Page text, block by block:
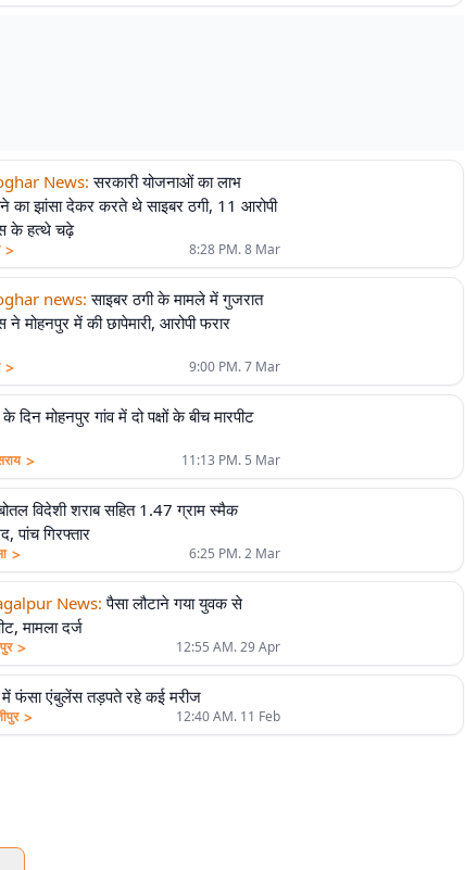
News: सरकारी योजनाओं का लाभ
का झांसा देकर करते थे साइबर ठगी, 11 आरोपी
के हत्थे चढ़े
> 8:28 PM. 8 Mar
news: साइबर ठगी के मामले में गुजरात
ने मोहनपुर में की छापेमारी, आरोपी फरार
> 9:00 PM. 7 Mar
के दिन मोहनपुर गांव में दो पक्षों के बीच मारपीट
> 11:13 PM. 5 Mar
विदेशी शराब सहित 1.47 ग्राम स्मैक
पांच गिरफ्तार
> 6:25 PM. 2 Mar
News: पैसा लौटाने गया युवक से
मामला दर्ज
> 12:55 AM. 29 Apr
फंसा एंबुलेंस तड़पते रहे कई मरीज
> 12:40 AM. 11 Feb